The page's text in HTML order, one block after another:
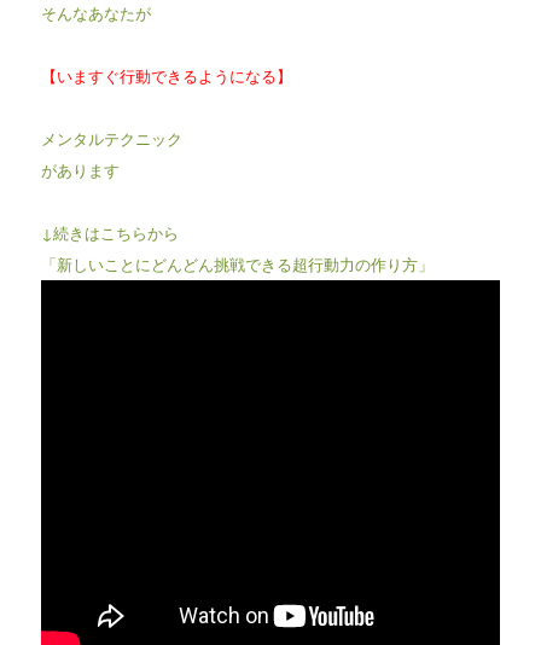
そんなあなたが
【いますぐ行動できるようになる】
メンタルテクニック
があります
↓続きはこちらから
「新しいことにどんどん挑戦できる超行動力の作り方」